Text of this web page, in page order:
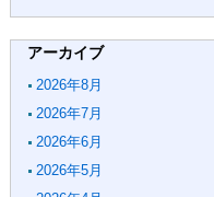
アーカイブ
2026年8月
2026年7月
2026年6月
2026年5月